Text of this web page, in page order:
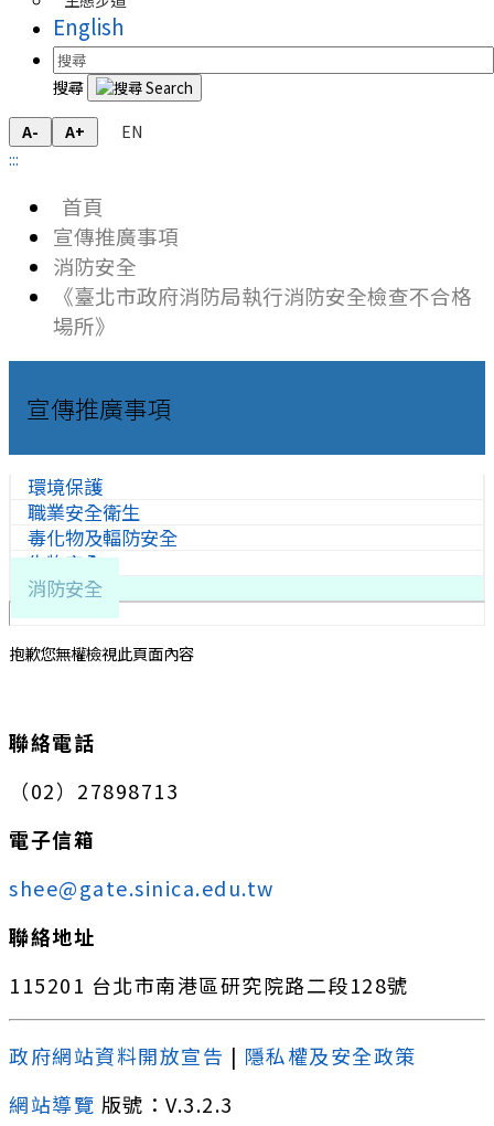
English
搜尋
A- A+
EN
:::
首頁
宣傳推廣事項
消防安全
《臺北市政府消防局執行消防安全檢查不合格
場所》
宣傳推廣事項
環境保護
職業安全衛生
毒化物及輻防安全
生物安全
消防安全
抱歉您無權檢視此頁面內容
聯絡電話
（02）27898713
電子信箱
shee@gate.sinica.edu.tw
聯絡地址
115201 台北市南港區研究院路二段128號
政府網站資料開放宣告 | 隱私權及安全政策
網站導覽 版號：V.3.2.3